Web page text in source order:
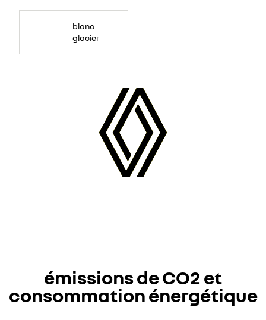
blanc
glacier
émissions de CO2 et
consommation énergétique